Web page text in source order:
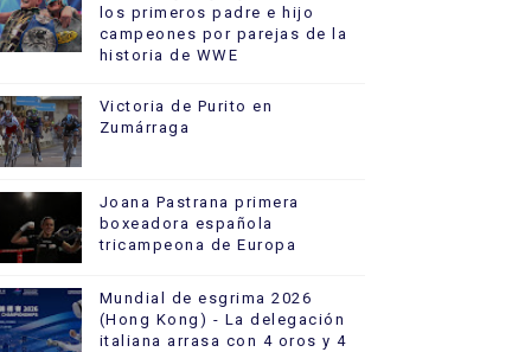
los primeros padre e hijo
campeones por parejas de la
historia de WWE
Victoria de Purito en
Zumárraga
Joana Pastrana primera
boxeadora española
tricampeona de Europa
Mundial de esgrima 2026
(Hong Kong) - La delegación
italiana arrasa con 4 oros y 4